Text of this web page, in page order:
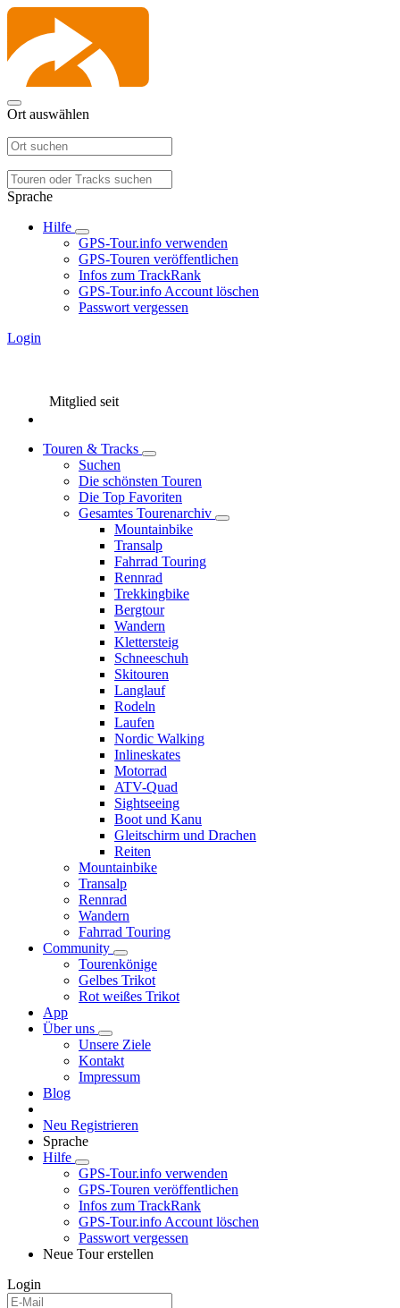
Ort auswählen
Sprache
Hilfe
GPS-Tour.info verwenden
GPS-Touren veröffentlichen
Infos zum TrackRank
GPS-Tour.info Account löschen
Passwort vergessen
Login
Mitglied seit
Touren & Tracks
Suchen
Die schönsten Touren
Die Top Favoriten
Gesamtes Tourenarchiv
Mountainbike
Transalp
Fahrrad Touring
Rennrad
Trekkingbike
Bergtour
Wandern
Klettersteig
Schneeschuh
Skitouren
Langlauf
Rodeln
Laufen
Nordic Walking
Inlineskates
Motorrad
ATV-Quad
Sightseeing
Boot und Kanu
Gleitschirm und Drachen
Reiten
Mountainbike
Transalp
Rennrad
Wandern
Fahrrad Touring
Community
Tourenkönige
Gelbes Trikot
Rot weißes Trikot
App
Über uns
Unsere Ziele
Kontakt
Impressum
Blog
Neu Registrieren
Sprache
Hilfe
GPS-Tour.info verwenden
GPS-Touren veröffentlichen
Infos zum TrackRank
GPS-Tour.info Account löschen
Passwort vergessen
Neue Tour erstellen
Login